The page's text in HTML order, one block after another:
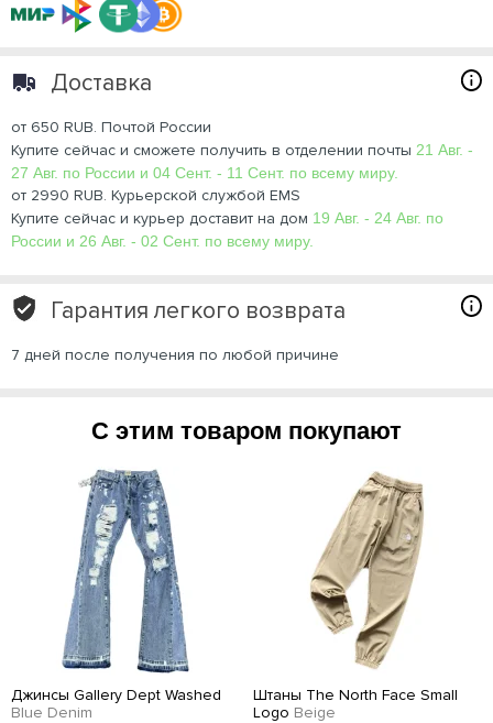
Доставка
от 650 RUB. Почтой России
Купите сейчас и сможете получить в отделении почты 21 Авг. -
27 Авг. по России и 04 Сент. - 11 Сент. по всему миру.
от 2990 RUB. Курьерской службой EMS
Купите сейчас и курьер доставит на дом 19 Авг. - 24 Авг. по
России и 26 Авг. - 02 Сент. по всему миру.
Гарантия легкого возврата
7 дней после получения по любой причине
С этим товаром покупают
Джинсы Gallery Dept Washed
Blue Denim
Штаны The North Face Small
Logo Beige